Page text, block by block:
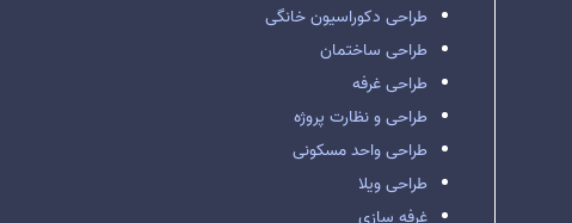
طراحی دکوراسیون خانگی
طراحی ساختمان
طراحی غرفه
طراحی و نظارت پروژه
طراحی واحد مسکونی
طراحی ویلا